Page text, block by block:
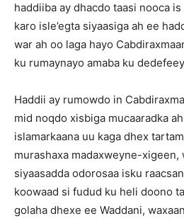
haddiiba ay dhacdo taasi nooca
karo isle’egta siyaasiga ah ee
war ah oo laga hayo
ku rumaynayo amaba ku
Haddii ay rumowdo in
mid noqdo xisbiga mucaaradka
islamarkaana uu kaga dhex
murashaxa madaxweyne-xigeen,
siyaasadda odorosaa isku
koowaad si fudud ku heli doono
golaha dhexe ee Waddani,